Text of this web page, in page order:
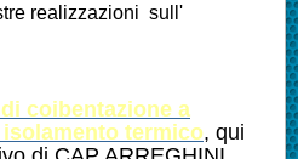
realizzazioni sull'
coibentazione a
termico, qui